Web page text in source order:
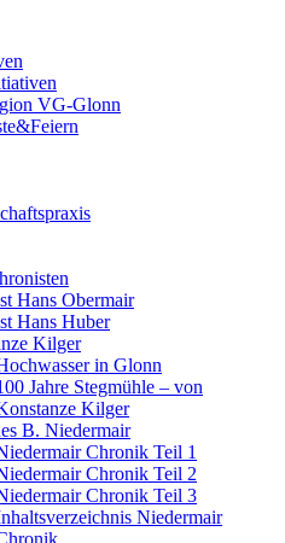
VG-Glonn
Hans Obermair
Hans Huber
Kilger
in Glonn
Jahre Stegmühle – von
Kilger
B. Niedermair
Chronik Teil 1
Chronik Teil 2
Chronik Teil 3
Niedermair